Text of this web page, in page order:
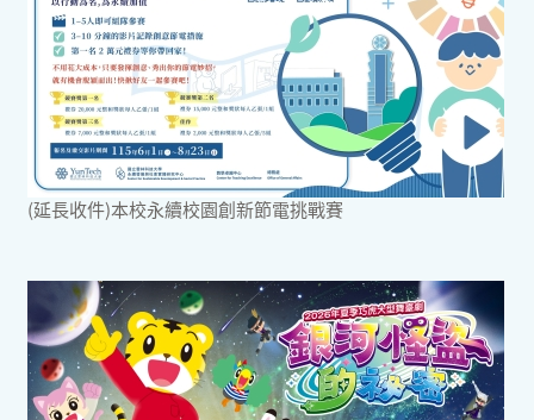
(延長收件)本校永續校園創新節電挑戰賽